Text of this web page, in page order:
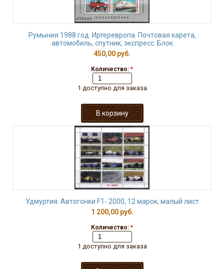
Румыния 1988 год. Иртеревропа. Почтовая карета,
автомобиль, спутник, экспресс. Блок
450,00 руб.
Количество: *
1 доступно для заказа
Удмуртия. Автогонки F1- 2000, 12 марок, малый лист
1 200,00 руб.
Количество: *
1 доступно для заказа